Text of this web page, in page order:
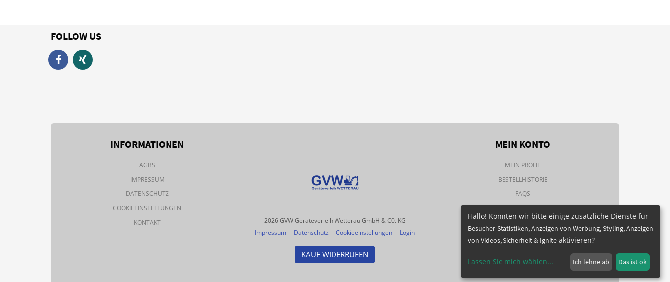
FOLLOW US
INFORMATIONEN
AGBS
IMPRESSUM
DATENSCHUTZ
COOKIEEINSTELLUNGEN
KONTAKT
2026 GVW Geräteverleih Wetterau GmbH & C0. KG
Impressum – Datenschutz –Cookieeinstellungen – Login
KAUF WIDERRUFEN
MEIN KONTO
MEIN PROFIL
BESTELLHISTORIE
FAQS
NEWSLETTER
Hallo! Könnten wir bitte einige zusätzliche Dienste für
Besucher-Statistiken, Anzeigen von Werbung, Styling, Anzeigen
von Videos, Sicherheit & Ignite aktivieren?
Lassen Sie mich wählen... Ich lehne ab Das ist ok